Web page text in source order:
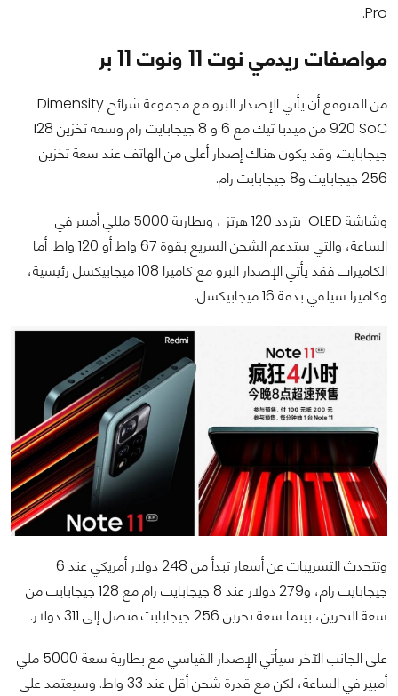
Pro.
مواصفات ريدمي نوت 11 ونوت 11 بر
من المتوقع أن يأتي الإصدار البرو مع مجموعة شرائح Dimensity
920 SoC من ميديا تيك مع 6 و 8 جيجابايت رام وسعة تخزين 128
جيجابايت. وقد يكون هناك إصدار أعلى من الهاتف عند سعة تخزين
256 جيجابايت و8 جيجابايت رام.
وشاشة OLED بتردد 120 هرتز ، وبطارية 5000 مللي أمبير في
الساعة، والتي ستدعم الشحن السريع بقوة 67 واط أو 120 واط. أ
ما
الكاميرات فقد يأتي الإصدار البرو مع كاميرا 108 ميجابيكسل رئيسية،
وكاميرا سيلفي بدقة 16 ميجابيكسل.
وتتحدث التسريبات عن أسعار تبدأ من 248 دولار أمريكي عند 6
جيجابايت رام، و279 دولار عند 8 جيجابايت رام مع 128 جيجابايت من
سعة التخزين، بينما سعة تخزين 256 جيجابايت فتصل إلى 311 دولار.
على الجانب الآخر سيأتي الإصدار القياسي مع بطارية سعة 5000 ملي
أمبير في الساعة، لكن مع قدرة شحن أقل عند 33 واط. وسيعتمد على